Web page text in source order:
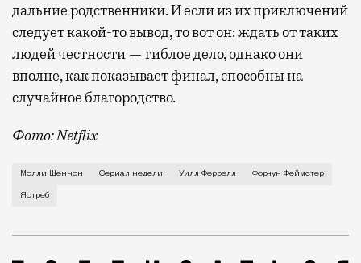
дальние родственники. И если из их приключений
следует какой-то вывод, то вот он: ждать от таких
людей честности — гиблое дело, однако они
вполне, как показывает финал, способны на
случайное благородство.
Фото: Netflix
Когда-то Лонни Хокинс (Уилл Феррелл) был
Молли Шеннон Сериал недели Уилл Феррелл Форчун Феймстер
Ястреб